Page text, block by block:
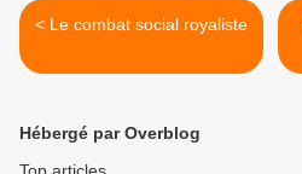
< Le combat social royaliste
Hébergé par Overblog